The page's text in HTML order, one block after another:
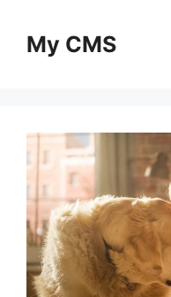
contentMy CMS